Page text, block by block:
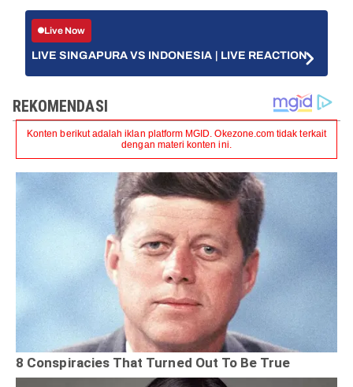
Live Now
LIVE SINGAPURA VS INDONESIA | LIVE REACTION